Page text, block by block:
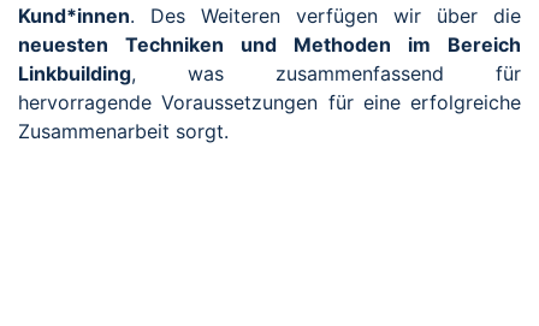
Kund*innen. Des Weiteren verfügen wir über die
neuesten Techniken und Methoden im Bereich
Linkbuilding, was zusammenfassend für
hervorragende Voraussetzungen für eine erfolgreiche
Zusammenarbeit sorgt.